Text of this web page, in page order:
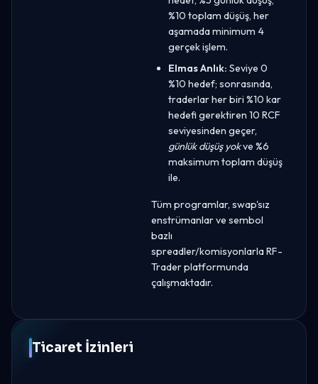
%10 toplam düşüş, her
aşamada minimum 4
gerçek işlem.
Elmas Anlık: Seviye 0
%10 hedef; sonrasında,
traderlar her biri %10 kar
hedefi gerektiren 10 RCF
seviyesinden geçer,
günlük düşüş yokve %6
maksimum toplam düşüş
ile.
Tüm programlar, swap'sız
enstrümanlar ve sembol
bazlı
spreadler/komisyonlarla RF-
Trader platformunda
çalışmaktadır.
Ticaret İzinleri